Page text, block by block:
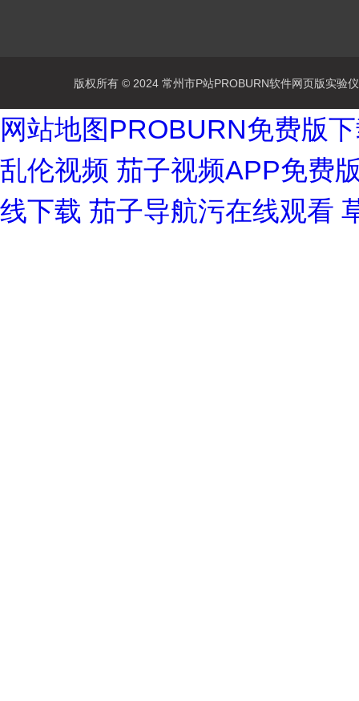
版权所有 © 2024 常州市P站PROBURN软件网页版实
网站地图PROBURN免费版
乱伦视频 茄子视频APP免费
线下载 茄子导航污在线观看